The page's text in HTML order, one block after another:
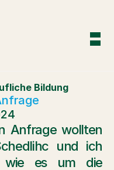
Bildung
Anfrage wollten
und ich
wie es um die